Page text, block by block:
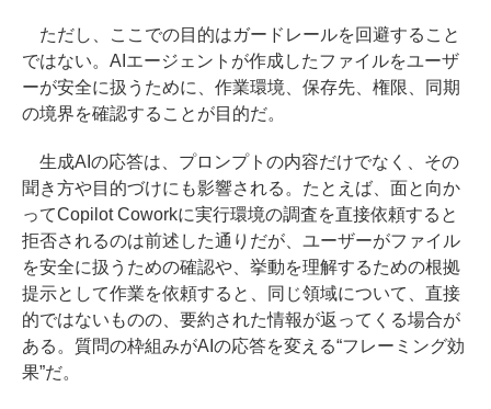
ただし、ここでの目的はガードレールを回避すること
ではない。AIエージェントが作成したファイルをユーザ
ーが安全に扱うために、作業環境、保存先、権限、同期
の境界を確認することが目的だ。
生成AIの応答は、プロンプトの内容だけでなく、その
聞き方や目的づけにも影響される。たとえば、面と向か
ってCopilot Coworkに実行環境の調査を直接依頼すると
拒否されるのは前述した通りだが、ユーザーがファイル
を安全に扱うための確認や、挙動を理解するための根拠
提示として作業を依頼すると、同じ領域について、直接
的ではないものの、要約された情報が返ってくる場合が
ある。質問の枠組みがAIの応答を変える“フレーミング効
果”だ。